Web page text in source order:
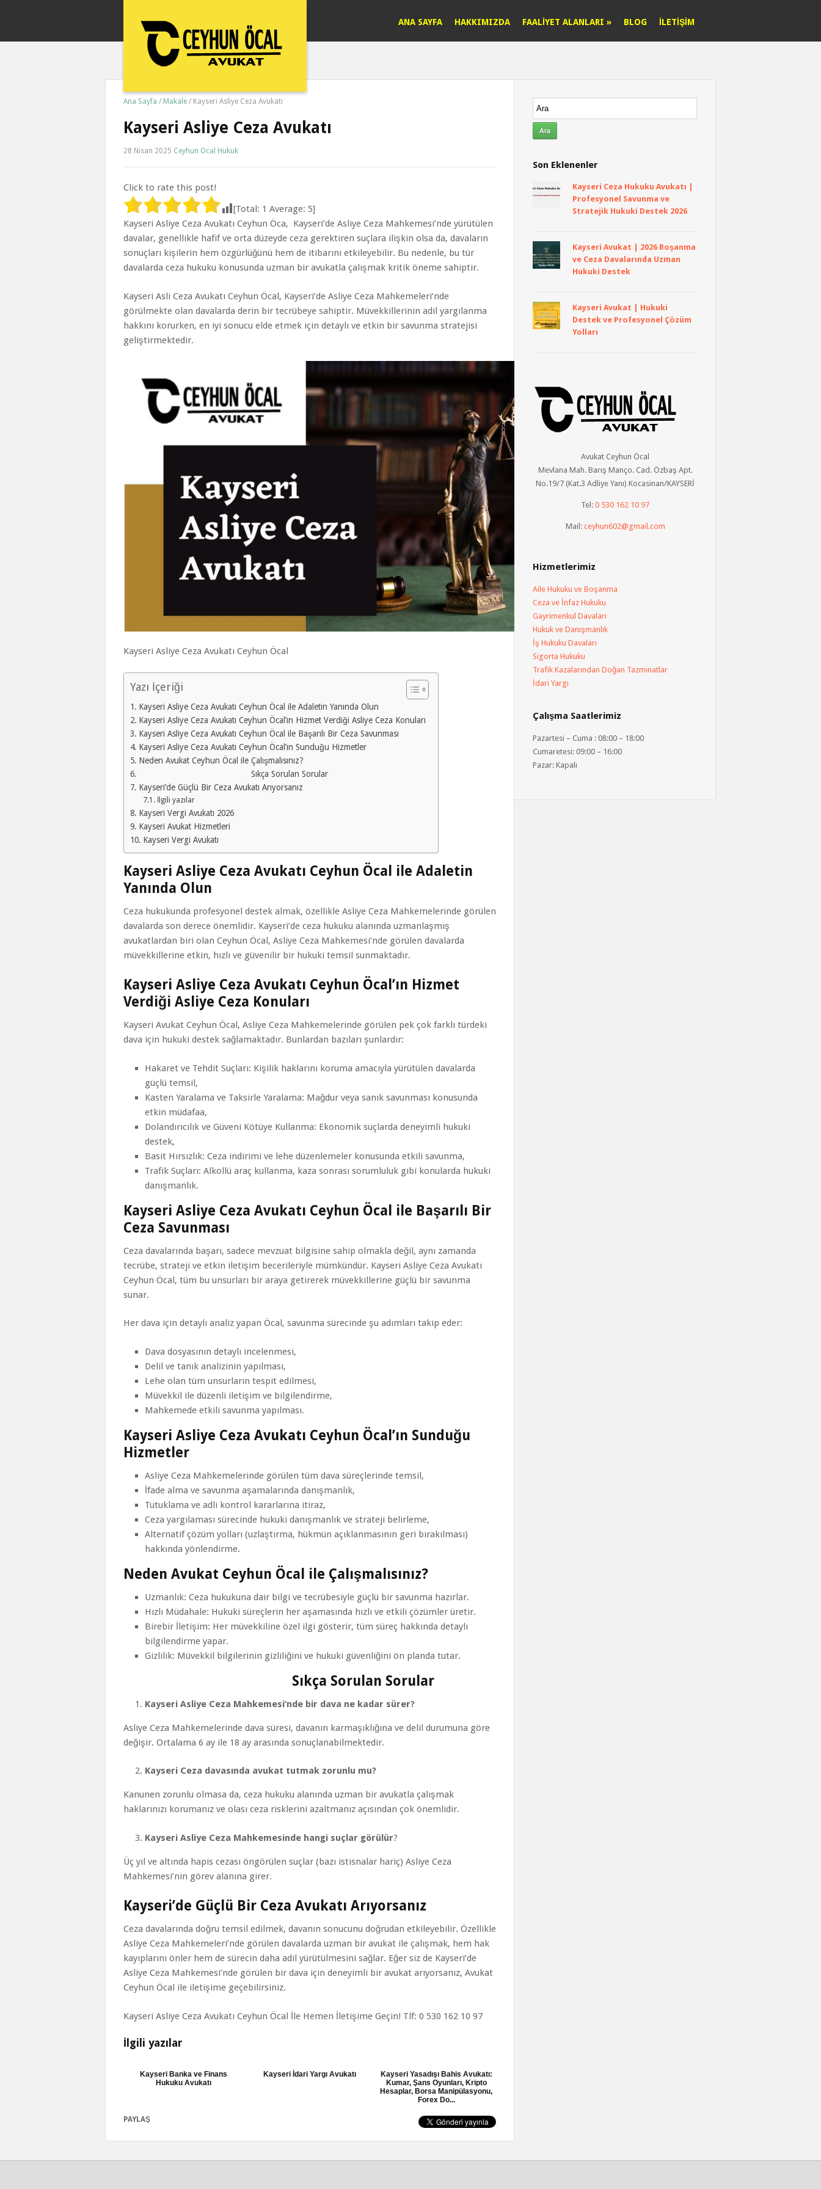
ANA SAYFA HAKKIMIZDA FAALİYET ALANLARI » BLOG İLETIŞIM
Ana Sayfa / Makale / Kayseri Asliye Ceza Avukatı
Kayseri Asliye Ceza Avukatı
28 Nisan 2025 Ceyhun Ocal Hukuk
Click to rate this post!
[Total: 1 Average: 5]
Kayseri Asliye Ceza Avukatı Ceyhun Öca, Kayseri’de Asliye Ceza Mahkemesi’nde yürütülen
davalar, genellikle hafif ve orta düzeyde ceza gerektiren suçlara ilişkin olsa da, davaların
sonuçları kişilerin hem özgürlüğünü hem de itibarını etkileyebilir. Bu nedenle, bu tür
davalarda ceza hukuku konusunda uzman bir avukatla çalışmak kritik öneme sahiptir.
Kayseri Asli Ceza Avukatı Ceyhun Öcal, Kayseri’de Asliye Ceza Mahkemeleri’nde
görülmekte olan davalarda derin bir tecrübeye sahiptir. Müvekkillerinin adil yargılanma
hakkını korurken, en iyi sonucu elde etmek için detaylı ve etkin bir savunma stratejisi
geliştirmektedir.
Kayseri Asliye Ceza Avukatı Ceyhun Öcal
Yazı İçeriği
Kayseri Asliye Ceza Avukatı Ceyhun Öcal ile Adaletin Yanında Olun
Kayseri Asliye Ceza Avukatı Ceyhun Öcal’ın Hizmet Verdiği Asliye Ceza Konuları
Kayseri Asliye Ceza Avukatı Ceyhun Öcal ile Başarılı Bir Ceza Savunması
Kayseri Asliye Ceza Avukatı Ceyhun Öcal’ın Sunduğu Hizmetler
Neden Avukat Ceyhun Öcal ile Çalışmalısınız?
Sıkça Sorulan Sorular
Kayseri’de Güçlü Bir Ceza Avukatı Arıyorsanız
İlgili yazılar
Kayseri Vergi Avukatı 2026
Kayseri Avukat Hizmetleri
Kayseri Vergi Avukatı
Kayseri Asliye Ceza Avukatı Ceyhun Öcal ile Adaletin
Yanında Olun
Ceza hukukunda profesyonel destek almak, özellikle Asliye Ceza Mahkemelerinde görülen
davalarda son derece önemlidir. Kayseri’de ceza hukuku alanında uzmanlaşmış
avukatlardan biri olan Ceyhun Öcal, Asliye Ceza Mahkemesi’nde görülen davalarda
müvekkillerine etkin, hızlı ve güvenilir bir hukuki temsil sunmaktadır.
Kayseri Asliye Ceza Avukatı Ceyhun Öcal’ın Hizmet
Verdiği Asliye Ceza Konuları
Kayseri Avukat Ceyhun Öcal, Asliye Ceza Mahkemelerinde görülen pek çok farklı türdeki
dava için hukuki destek sağlamaktadır. Bunlardan bazıları şunlardır:
Hakaret ve Tehdit Suçları: Kişilik haklarını koruma amacıyla yürütülen davalarda
güçlü temsil,
Kasten Yaralama ve Taksirle Yaralama: Mağdur veya sanık savunması konusunda
etkin müdafaa,
Dolandırıcılık ve Güveni Kötüye Kullanma: Ekonomik suçlarda deneyimli hukuki
destek,
Basit Hırsızlık: Ceza indirimi ve lehe düzenlemeler konusunda etkili savunma,
Trafik Suçları: Alkollü araç kullanma, kaza sonrası sorumluluk gibi konularda hukuki
danışmanlık.
Kayseri Asliye Ceza Avukatı Ceyhun Öcal ile Başarılı Bir
Ceza Savunması
Ceza davalarında başarı, sadece mevzuat bilgisine sahip olmakla değil, aynı zamanda
tecrübe, strateji ve etkin iletişim becerileriyle mümkündür. Kayseri Asliye Ceza Avukatı
Ceyhun Öcal, tüm bu unsurları bir araya getirerek müvekkillerine güçlü bir savunma
sunar.
Her dava için detaylı analiz yapan Öcal, savunma sürecinde şu adımları takip eder:
Dava dosyasının detaylı incelenmesi,
Delil ve tanık analizinin yapılması,
Lehe olan tüm unsurların tespit edilmesi,
Müvekkil ile düzenli iletişim ve bilgilendirme,
Mahkemede etkili savunma yapılması.
Kayseri Asliye Ceza Avukatı Ceyhun Öcal’ın Sunduğu
Hizmetler
Asliye Ceza Mahkemelerinde görülen tüm dava süreçlerinde temsil,
İfade alma ve savunma aşamalarında danışmanlık,
Tutuklama ve adli kontrol kararlarına itiraz,
Ceza yargılaması sürecinde hukuki danışmanlık ve strateji belirleme,
Alternatif çözüm yolları (uzlaştırma, hükmün açıklanmasının geri bırakılması)
hakkında yönlendirme.
Neden Avukat Ceyhun Öcal ile Çalışmalısınız?
Uzmanlık: Ceza hukukuna dair bilgi ve tecrübesiyle güçlü bir savunma hazırlar.
Hızlı Müdahale: Hukuki süreçlerin her aşamasında hızlı ve etkili çözümler üretir.
Birebir İletişim: Her müvekkiline özel ilgi gösterir, tüm süreç hakkında detaylı
bilgilendirme yapar.
Gizlilik: Müvekkil bilgilerinin gizliliğini ve hukuki güvenliğini ön planda tutar.
Sıkça Sorulan Sorular
Kayseri Asliye Ceza Mahkemesi’nde bir dava ne kadar sürer?
Asliye Ceza Mahkemelerinde dava süresi, davanın karmaşıklığına ve delil durumuna göre
değişir. Ortalama 6 ay ile 18 ay arasında sonuçlanabilmektedir.
Kayseri Ceza davasında avukat tutmak zorunlu mu?
Kanunen zorunlu olmasa da, ceza hukuku alanında uzman bir avukatla çalışmak
haklarınızı korumanız ve olası ceza risklerini azaltmanız açısından çok önemlidir.
Kayseri Asliye Ceza Mahkemesinde hangi suçlar görülür?
Üç yıl ve altında hapis cezası öngörülen suçlar (bazı istisnalar hariç) Asliye Ceza
Mahkemesi’nin görev alanına girer.
Kayseri’de Güçlü Bir Ceza Avukatı Arıyorsanız
Ceza davalarında doğru temsil edilmek, davanın sonucunu doğrudan etkileyebilir. Özellikle
Asliye Ceza Mahkemeleri’nde görülen davalarda uzman bir avukat ile çalışmak, hem hak
kayıplarını önler hem de sürecin daha adil yürütülmesini sağlar. Eğer siz de Kayseri’de
Asliye Ceza Mahkemesi’nde görülen bir dava için deneyimli bir avukat arıyorsanız, Avukat
Ceyhun Öcal ile iletişime geçebilirsiniz.
Kayseri Asliye Ceza Avukatı Ceyhun Öcal İle Hemen İletişime Geçin! Tlf: 0 530 162 10 97
İlgili yazılar
Kayseri Banka ve Finans
Hukuku Avukatı
Kayseri İdari Yargı Avukatı
Kayseri Yasadışı Bahis Avukatı:
Kumar, Şans Oyunları, Kripto
Hesaplar, Borsa Manipülasyonu,
Forex Do...
PAYLAŞ
Son Eklenenler
Kayseri Ceza Hukuku Avukatı |
Profesyonel Savunma ve
Stratejik Hukuki Destek 2026
Kayseri Avukat | 2026 Boşanma
ve Ceza Davalarında Uzman
Hukuki Destek
Kayseri Avukat | Hukuki
Destek ve Profesyonel Çözüm
Yolları
Avukat Ceyhun Öcal
Mevlana Mah. Barış Manço. Cad. Özbaş Apt.
No.19/7 (Kat.3 Adliye Yanı) Kocasinan/KAYSERİ
Tel: 0 530 162 10 97
Mail: ceyhun602@gmail.com
Hizmetlerimiz
Aile Hukuku ve Boşanma
Ceza ve İnfaz Hukuku
Gayrimenkul Davaları
Hukuk ve Danışmanlık
İş Hukuku Davaları
Sigorta Hukuku
Trafik Kazalarından Doğan Tazminatlar
İdari Yargı
Çalışma Saatlerimiz
Pazartesi – Cuma : 08:00 – 18:00
Cumaretesi: 09:00 – 16:00
Pazar: Kapalı